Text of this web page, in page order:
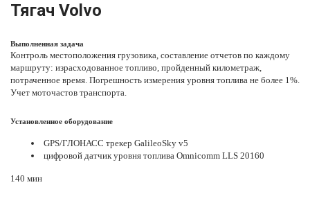
Тягач Volvo
Выполненная задача
Контроль местоположения грузовика, составление отчетов по каждому
маршруту: израсходованное топливо, пройденный километраж,
потраченное время. Погрешность измерения уровня топлива не более 1%.
Учет моточастов транспорта.
Установленное оборудование
GPS/ГЛОНАСС трекер GalileoSky v5
цифровой датчик уровня топлива Omnicomm LLS 20160
140 мин